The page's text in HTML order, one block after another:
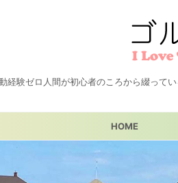
経験ゼロ人間が初心者のころから綴って
HOME